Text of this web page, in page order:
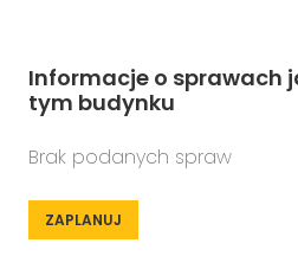
Informacje o sprawach
tym budynku
Brak podanych spraw
ZAPLANUJ